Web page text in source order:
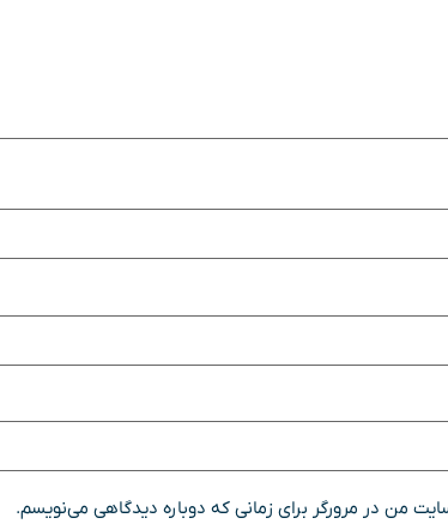
من در مرورگر برای زمانی که دوباره دیدگاهی می‌نویسم.